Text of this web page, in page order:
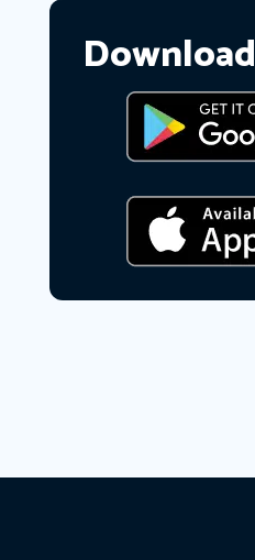
Download